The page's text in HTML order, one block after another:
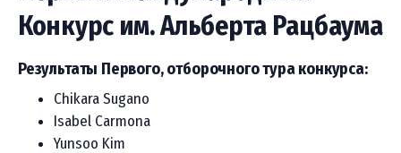
Конкурс им. Альберта Рацбаума
Результаты Первого, отборочного тура конкурса:
Chikara Sugano
Isabel Carmona
Yunsoo Kim